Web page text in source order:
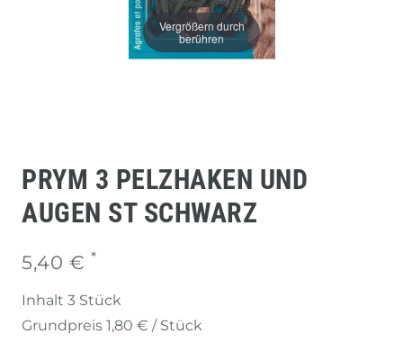
Vergrößern durch
berühren
PRYM 3 PELZHAKEN UND
AUGEN ST SCHWARZ
5,40 € *
Inhalt 3 Stück
Grundpreis 1,80 € / Stück